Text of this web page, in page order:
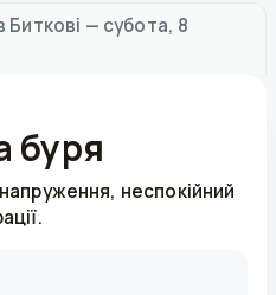
Биткові — субота, 8
буря
неспокійний